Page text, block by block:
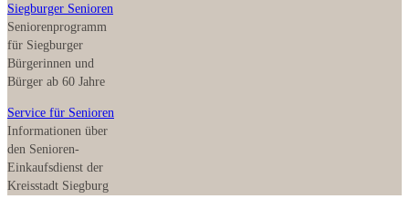
Siegburger Senioren
Seniorenprogramm
für Siegburger
Bürgerinnen und
Bürger ab 60 Jahre
Service für Senioren
Informationen über
den Senioren-
Einkaufsdienst der
Kreisstadt Siegburg